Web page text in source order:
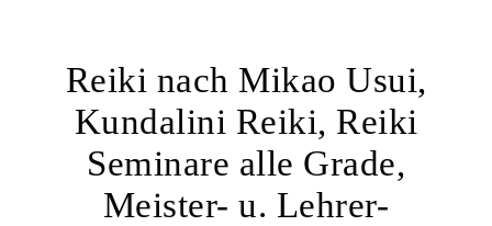
Reiki nach Mikao Usui,
Kundalini Reiki, Reiki
Seminare alle Grade,
Meister- u. Lehrer-